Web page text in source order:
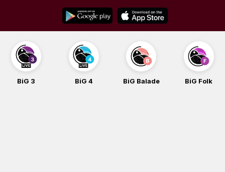
content
BiG 3 BiG 4 BiG Balade BiG Folk